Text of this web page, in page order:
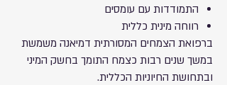
התמודדות עם עומסים
רווחה מינית כללית
ברפואת הצמחים המסורתית דמיאנה משמשת
במשך שנים רבות כצמח התומך בחשק המיני
ובתחושת החיוניות הכללית.